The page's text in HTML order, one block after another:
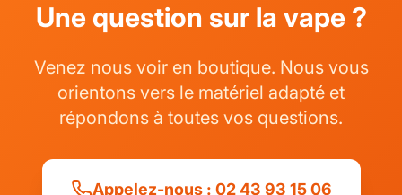
Une question sur la vape ?
Venez nous voir en boutique. Nous vous
orientons vers le matériel adapté et
répondons à toutes vos questions.
Appelez-nous : 02 43 93 15 06